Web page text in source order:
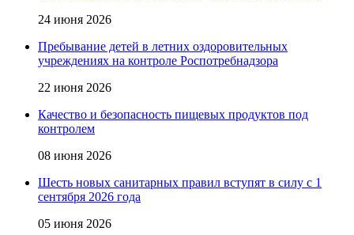
24 июня 2026
Пребывание детей в летних оздоровительных
учреждениях на контроле Роспотребнадзора
22 июня 2026
Качество и безопасность пищевых продуктов под
контролем
08 июня 2026
Шесть новых санитарных правил вступят в силу с 1
сентября 2026 года
05 июня 2026